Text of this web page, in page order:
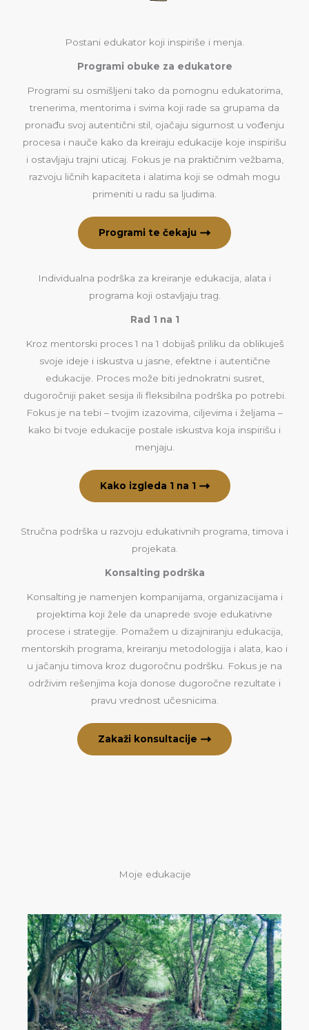
Postani edukator koji inspiriše i menja.
Programi obuke za edukatore
Programi su osmišljeni tako da pomognu edukatorima,
trenerima, mentorima i svima koji rade sa grupama da
pronađu svoj autentični stil, ojačaju sigurnost u vođenju
procesa i nauče kako da kreiraju edukacije koje inspirišu
i ostavljaju trajni uticaj. Fokus je na praktičnim vežbama,
razvoju ličnih kapaciteta i alatima koji se odmah mogu
primeniti u radu sa ljudima.
Programi te čekaju
Individualna podrška za kreiranje edukacija, alata i
programa koji ostavljaju trag.
Rad 1 na 1
Kroz mentorski proces 1 na 1 dobijaš priliku da oblikuješ
svoje ideje i iskustva u jasne, efektne i autentične
edukacije. Proces može biti jednokratni susret,
dugoročniji paket sesija ili fleksibilna podrška po potrebi.
Fokus je na tebi – tvojim izazovima, ciljevima i željama –
kako bi tvoje edukacije postale iskustva koja inspirišu i
menjaju.
Kako izgleda 1 na 1
Stručna podrška u razvoju edukativnih programa, timova i
projekata.
Konsalting podrška
Konsalting je namenjen kompanijama, organizacijama i
projektima koji žele da unaprede svoje edukativne
procese i strategije. Pomažem u dizajniranju edukacija,
mentorskih programa, kreiranju metodologija i alata, kao i
u jačanju timova kroz dugoročnu podršku. Fokus je na
održivim rešenjima koja donose dugoročne rezultate i
pravu vrednost učesnicima.
Zakaži konsultacije
Moje edukacije